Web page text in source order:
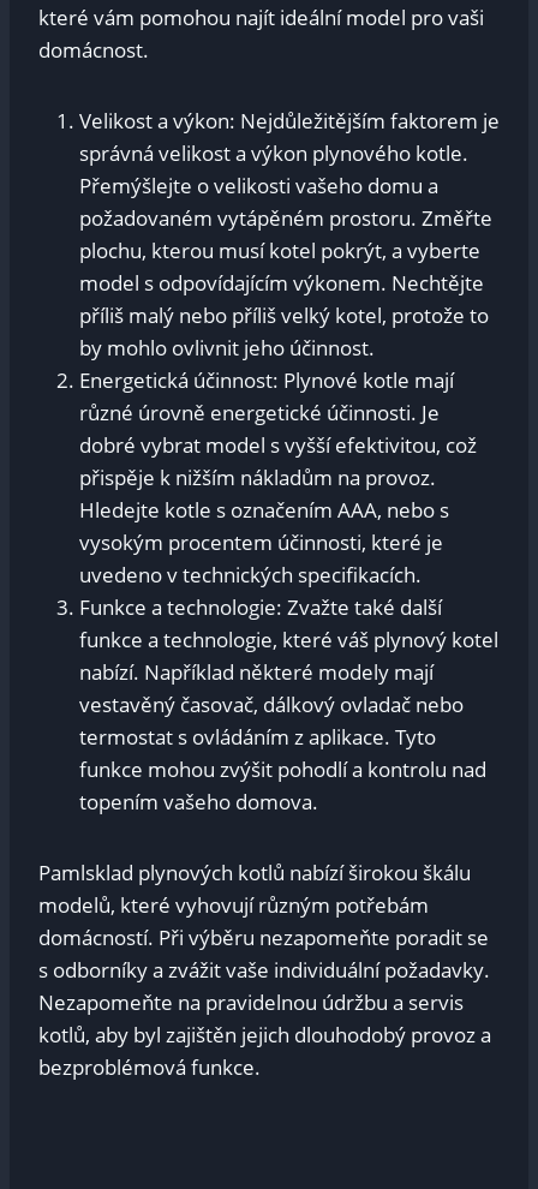
které vám pomohou najít ideální model pro vaši
domácnost.
Velikost a výkon: Nejdůležitějším faktorem je
správná velikost a výkon plynového kotle.
Přemýšlejte o velikosti vašeho domu a
požadovaném vytápěném prostoru. Změřte
plochu, kterou musí kotel pokrýt, a vyberte
model s odpovídajícím výkonem. Nechtějte
příliš malý nebo příliš velký kotel, protože to
by mohlo ovlivnit jeho účinnost.
Energetická účinnost: Plynové kotle mají
různé úrovně energetické účinnosti. Je
dobré vybrat model s vyšší efektivitou, což
přispěje k nižším nákladům na provoz.
Hledejte kotle s označením AAA, nebo s
vysokým procentem účinnosti, které je
uvedeno v technických specifikacích.
Funkce a technologie: Zvažte také další
funkce a technologie, které váš plynový kotel
nabízí. Například některé modely mají
vestavěný časovač, dálkový ovladač nebo
termostat s ovládáním z aplikace. Tyto
funkce mohou zvýšit pohodlí a kontrolu nad
topením vašeho domova.
Pamlsklad plynových kotlů nabízí širokou škálu
modelů, které vyhovují různým potřebám
domácností. Při výběru nezapomeňte poradit se
s odborníky a zvážit vaše individuální požadavky.
Nezapomeňte na pravidelnou údržbu a servis
kotlů, aby byl zajištěn jejich dlouhodobý provoz a
bezproblémová funkce.